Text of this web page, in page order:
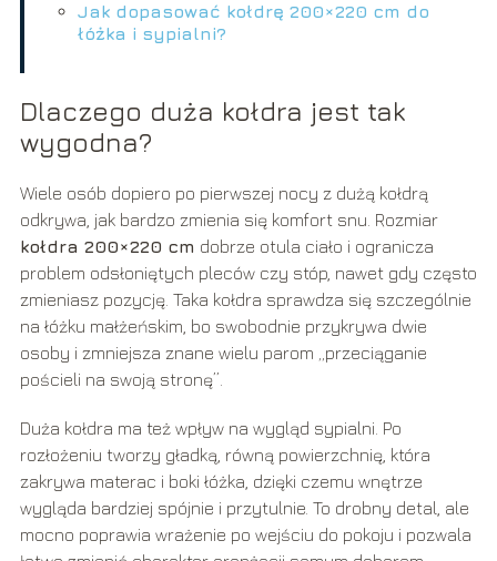
Jak dopasować kołdrę 200×220 cm do
łóżka i sypialni?
Dlaczego duża kołdra jest tak
wygodna?
Wiele osób dopiero po pierwszej nocy z dużą kołdrą
odkrywa, jak bardzo zmienia się komfort snu. Rozmiar
kołdra 200×220 cm dobrze otula ciało i ogranicza
problem odsłoniętych pleców czy stóp, nawet gdy często
zmieniasz pozycję. Taka kołdra sprawdza się szczególnie
na łóżku małżeńskim, bo swobodnie przykrywa dwie
osoby i zmniejsza znane wielu parom „przeciąganie
pościeli na swoją stronę”.
Duża kołdra ma też wpływ na wygląd sypialni. Po
rozłożeniu tworzy gładką, równą powierzchnię, która
zakrywa materac i boki łóżka, dzięki czemu wnętrze
wygląda bardziej spójnie i przytulnie. To drobny detal, ale
mocno poprawia wrażenie po wejściu do pokoju i pozwala